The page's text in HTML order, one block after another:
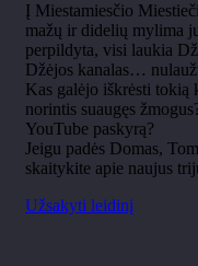
Į Miestamiesčio
mažų ir didelių mylima
perpildyta, visi laukia
Džėjos kanalas…
Kas galėjo iškrėsti tokią
norintis suaugęs
YouTube paskyrą?
Jeigu padės Domas,
skaitykite apie naujus
Užsakyti leidinį